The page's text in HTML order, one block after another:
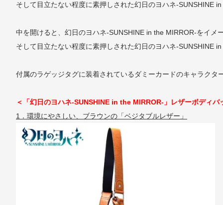
そして目立たない程度に素押しされた幻日のヨハネ-SUNSHINE
中を開けると、幻日のヨハネ-SUNSHINE in the MIRROR-をイメ
そして目立たない程度に素押しされた幻日のヨハネ-SUNSHINE
付属のラゲッジタグに装着されているダミーカードのキャラクタ
＜「幻日のヨハネ-SUNSHINE in the MIRROR-」レザーボディバ
1．環境にやさしい、ブラウンの「ベジタブルレザー」